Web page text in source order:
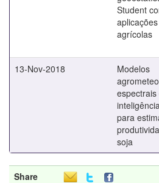
Student
agrícolas
13-Nov-2018
Modelos
espectrais
para
soja
Share